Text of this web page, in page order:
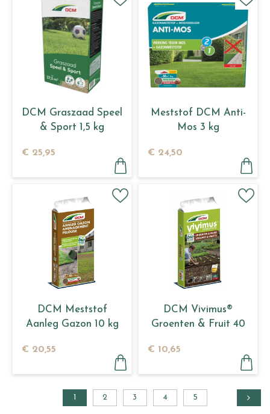
DCM Graszaad Speel
& Sport 1,5 kg
€ 25,95
Meststof DCM Anti-
Mos 3 kg
€ 24,50
DCM Meststof
Aanleg Gazon 10 kg
€ 20,55
DCM Vivimus®
Groenten & Fruit 40
€ 10,65
1 2 3 4 5